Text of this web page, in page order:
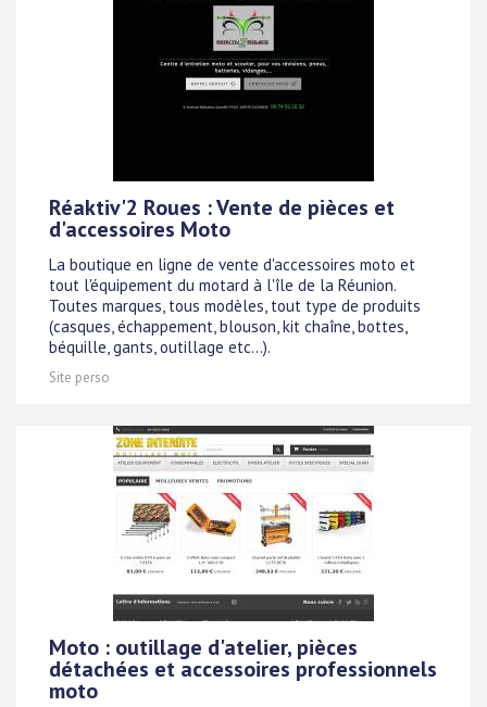
Réaktiv'2 Roues : Vente de pièces et
d'accessoires Moto
La boutique en ligne de vente d'accessoires moto et
tout l'équipement du motard à l'île de la Réunion.
Toutes marques, tous modèles, tout type de produits
(casques, échappement, blouson, kit chaîne, bottes,
béquille, gants, outillage etc...).
Site perso
Moto : outillage d'atelier, pièces
détachées et accessoires professionnels
moto